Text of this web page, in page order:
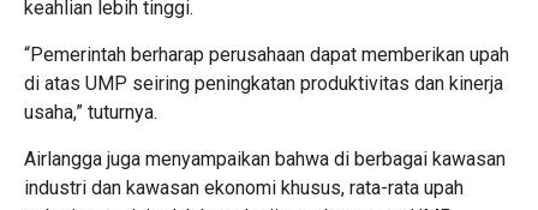
keahlian lebih tinggi.
“Pemerintah berharap perusahaan dapat memberikan upah
di atas UMP seiring peningkatan produktivitas dan kinerja
usaha,” tuturnya.
Airlangga juga menyampaikan bahwa di berbagai kawasan
industri dan kawasan ekonomi khusus, rata-rata upah